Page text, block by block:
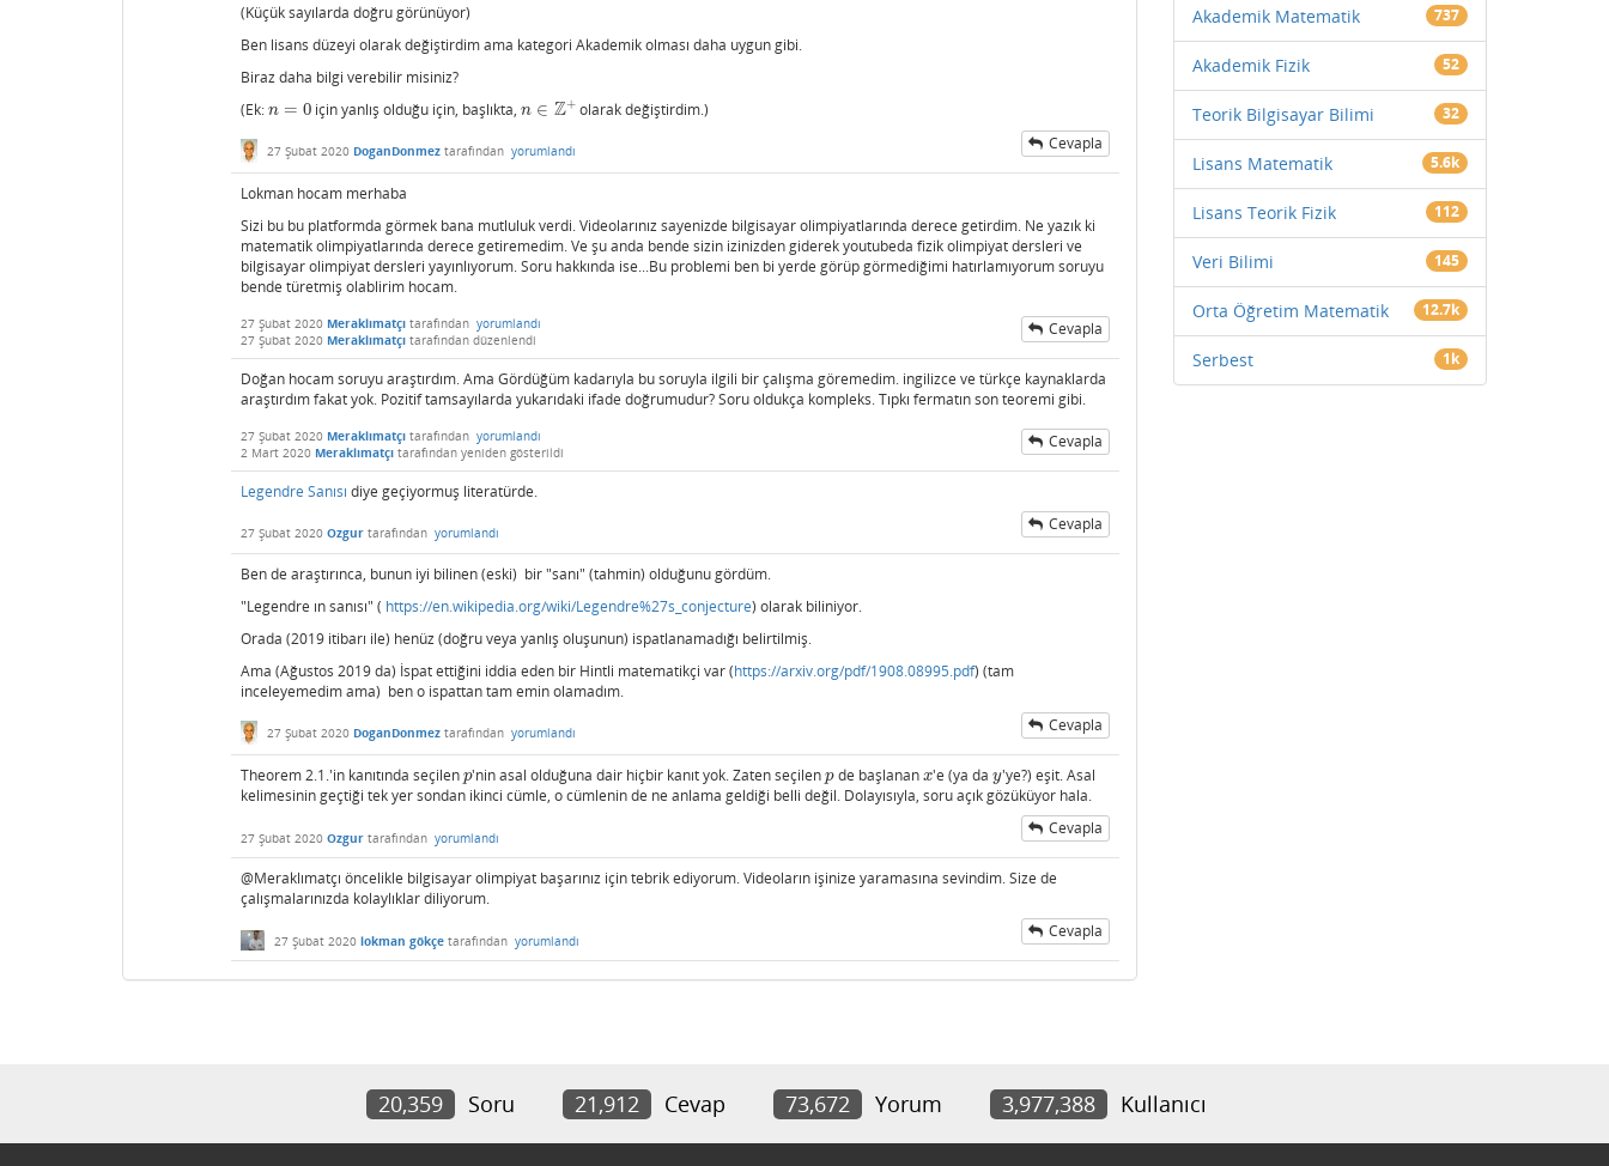
(Küçük sayılarda doğru görünüyor)
Ben lisans düzeyi olarak değiştirdim ama kategori Akademik olması daha uygun gibi.
Biraz daha bilgi verebilir misiniz?
(Ek: n = 0
n= 0 için yanlış olduğu için, başlıkta,n ∈ Z+
n∈Z + olarak değiştirdim.)
27 Şubat 2020 DoganDonmez tarafından yorumlandı Cevapla
Lokman hocam merhaba
Sizi bu bu platformda görmek bana mutluluk verdi. Videolarınız sayenizde bilgisayar olimpiyatlarında derece getirdim. Ne yazık ki
matematik olimpiyatlarında derece getiremedim. Ve şu anda bende sizin izinizden giderek youtubeda fizik olimpiyat dersleri ve
bilgisayar olimpiyat dersleri yayınlıyorum. Soru hakkında ise...Bu problemi ben bi yerde görüp görmediğimi hatırlamıyorum soruyu
bende türetmiş olablirim hocam.
27 Şubat 2020 Meraklımatçı tarafından yorumlandı
27 Şubat 2020 Meraklımatçı tarafından düzenlendi
Cevapla
Doğan hocam soruyu araştırdım. Ama Gördüğüm kadarıyla bu soruyla ilgili bir çalışma göremedim. ingilizce ve türkçe kaynaklarda
araştırdım fakat yok. Pozitif tamsayılarda yukarıdaki ifade doğrumudur? Soru oldukça kompleks. Tıpkı fermatın son teoremi gibi.
27 Şubat 2020 Meraklımatçı tarafından yorumlandı
2 Mart 2020 Meraklımatçı tarafından yeniden gösterildi
Cevapla
Legendre Sanısı diye geçiyormuş literatürde.
27 Şubat 2020 Ozgur tarafından yorumlandı Cevapla
Ben de araştırınca, bunun iyi bilinen (eski) bir "sanı" (tahmin) olduğunu gördüm.
"Legendre ın sanısı" ( https://en.wikipedia.org/wiki/Legendre%27s_conjecture) olarak biliniyor.
Orada (2019 itibarı ile) henüz (doğru veya yanlış oluşunun) ispatlanamadığı belirtilmiş.
Ama (Ağustos 2019 da) İspat ettiğini iddia eden bir Hintli matematikçi var (https://arxiv.org/pdf/1908.08995.pdf) (tam
inceleyemedim ama) ben o ispattan tam emin olamadım.
27 Şubat 2020 DoganDonmez tarafından yorumlandı Cevapla
Theorem 2.1.'in kanıtında seçilen p
p'nin asal olduğuna dair hiçbir kanıt yok. Zaten seçilenp
pde başlanan x
x'e (ya day
y'ye?) eşit. Asal
kelimesinin geçtiği tek yer sondan ikinci cümle, o cümlenin de ne anlama geldiği belli değil. Dolayısıyla, soru açık gözüküyor hala.
27 Şubat 2020 Ozgur tarafından yorumlandı Cevapla
@Meraklımatçı öncelikle bilgisayar olimpiyat başarınız için tebrik ediyorum. Videoların işinize yaramasına sevindim. Size de
çalışmalarınızda kolaylıklar diliyorum.
27 Şubat 2020 lokman gökçe tarafından yorumlandı Cevapla
Akademik Matematik 737
Akademik Fizik 52
Teorik Bilgisayar Bilimi 32
Lisans Matematik 5.6k
Lisans Teorik Fizik 112
Veri Bilimi 145
Orta Öğretim Matematik 12.7k
Serbest 1k
20,359 Soru 21,912 Cevap 73,672 Yorum 3,977,388 Kullanıcı